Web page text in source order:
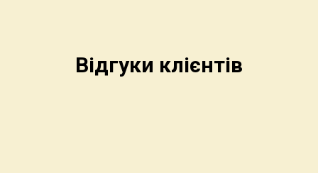
Відгуки клієнтів